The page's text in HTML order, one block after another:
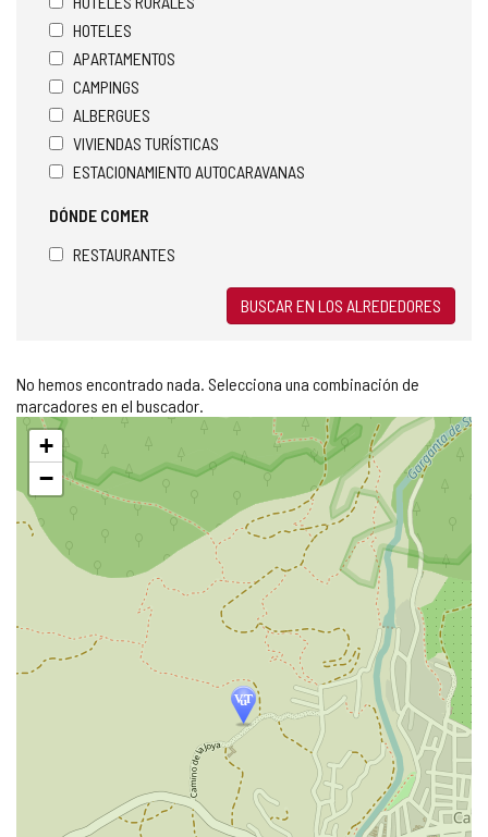
HOTELES
APARTAMENTOS
CAMPINGS
ALBERGUES
VIVIENDAS TURÍSTICAS
ESTACIONAMIENTO AUTOCARAVANAS
DÓNDE COMER
RESTAURANTES
BUSCAR EN LOS ALREDEDORES
No hemos encontrado nada. Selecciona una combinación de
marcadores en el buscador.
Saltar
mapa
+
−